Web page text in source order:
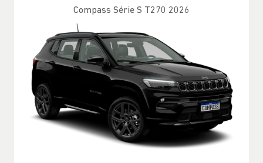
Compass Série S T270 2026